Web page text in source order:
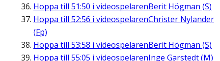
Hoppa till 51:50 i videospelarenBerit Högman (S)
Hoppa till 52:56 i videospelarenChrister Nylander
(Fp)
Hoppa till 53:58 i videospelarenBerit Högman (S)
Hoppa till 55:05 i videospelarenInge Garstedt (M)